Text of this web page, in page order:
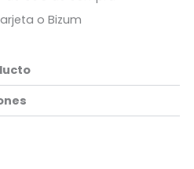
o Bizum